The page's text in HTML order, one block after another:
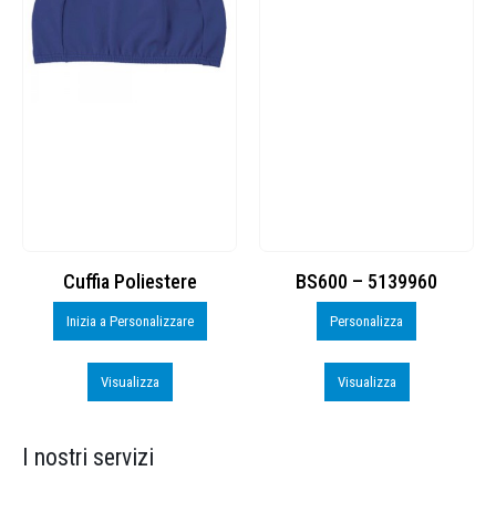
BS600 – 5139960
Personalizza
Visualizza
Toppe ricamate in HD
Personalizza
Visualizza
I nostri servizi